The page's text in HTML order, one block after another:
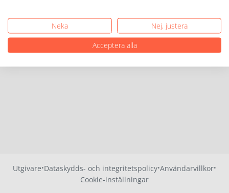
Utgivare·Dataskydds- och integritetspolicy·Användarvillkor·
Cookie-inställningar
Neka
Nej, justera
Acceptera alla